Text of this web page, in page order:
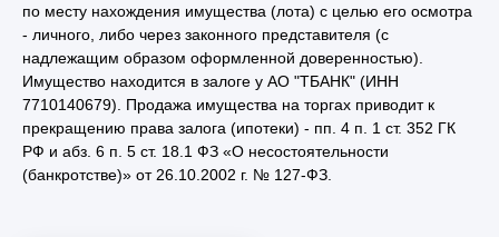
по месту нахождения имущества (лота) с целью его осмотра
- личного, либо через законного представителя (с
надлежащим образом оформленной доверенностью).
Имущество находится в залоге у АО "ТБАНК" (ИНН
7710140679). Продажа имущества на торгах приводит к
прекращению права залога (ипотеки) - пп. 4 п. 1 ст. 352 ГК
РФ и абз. 6 п. 5 ст. 18.1 ФЗ «О несостоятельности
(банкротстве)» от 26.10.2002 г. № 127-ФЗ.